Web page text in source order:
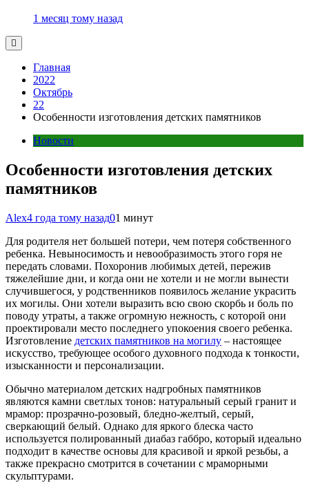
1 месяц тому назад
Главная
2022
Октябрь
22
Особенности изготовления детских памятников
Новости
Особенности изготовления детских
памятников
Alex4 года тому назад01 минут
Для родителя нет большей потери, чем потеря собственного
ребенка. Невыносимость и невообразимость этого горя не
передать словами. Похоронив любимых детей, пережив
тяжелейшие дни, и когда они не хотели и не могли вынести
случившегося, у родственников появилось желание украсить
их могилы. Они хотели выразить всю свою скорбь и боль по
поводу утраты, а также огромную нежность, с которой они
проектировали место последнего упокоения своего ребенка.
Изготовление детских памятников на могилу – настоящее
искусство, требующее особого духовного подхода к тонкости,
изысканности и персонализации.
Обычно материалом детских надгробных памятников
являются камни светлых тонов: натуральный серый гранит и
мрамор: прозрачно-розовый, бледно-желтый, серый,
сверкающий белый. Однако для яркого блеска часто
используется полированный диабаз габбро, который идеально
подходит в качестве основы для красивой и яркой резьбы, а
также прекрасно смотрится в сочетании с мраморными
скульптурами.